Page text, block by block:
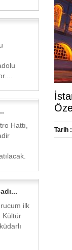
Hattı,
ilk
Kültür
Tarih :